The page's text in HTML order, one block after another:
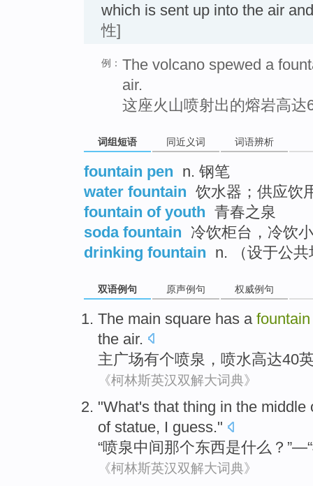
which is sent up into the air
性]
例： The volcano spewed a
air.
这座火山喷射出的熔岩高达
词组短语 同近义词 词语辨析
fountain pen n. 钢笔
water fountain 饮水器；供应饮
fountain of youth 青春之泉
soda fountain 冷饮柜台，冷饮
drinking fountain n. （设于公
双语例句 原声例句 权威例句
The main square has a fountain
the air.
主广场有个喷泉 ， 喷水高达40
《柯林斯英汉双解大词典》
"What's that thing in the middle
of statue, I guess."
“喷泉中间那个东西是什么 ？”—“
《柯林斯英汉双解大词典》